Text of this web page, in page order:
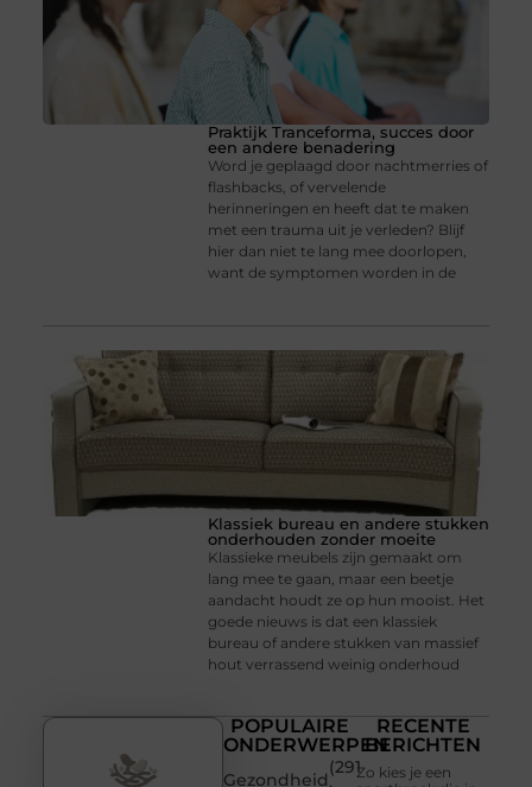
Praktijk Tranceforma, succes door
een andere benadering
Word je geplaagd door nachtmerries of
flashbacks, of vervelende
herinneringen en heeft dat te maken
met een trauma uit je verleden? Blijf
hier dan niet te lang mee doorlopen,
want de symptomen worden in de
Klassiek bureau en andere stukken
onderhouden zonder moeite
Klassieke meubels zijn gemaakt om
lang mee te gaan, maar een beetje
aandacht houdt ze op hun mooist. Het
goede nieuws is dat een klassiek
bureau of andere stukken van massief
hout verrassend weinig onderhoud
POPULAIRE
ONDERWERPEN
Gezondheid
(291
RECENTE
BERICHTEN
Zo kies je een